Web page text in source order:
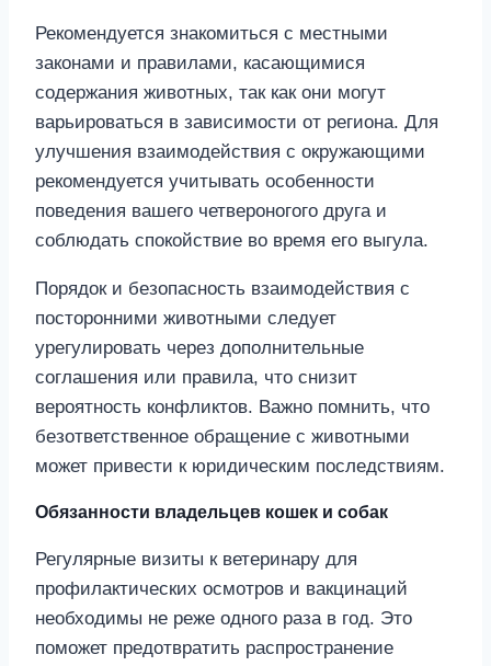
Рекомендуется знакомиться с местными
законами и правилами, касающимися
содержания животных, так как они могут
варьироваться в зависимости от региона. Для
улучшения взаимодействия с окружающими
рекомендуется учитывать особенности
поведения вашего четвероногого друга и
соблюдать спокойствие во время его выгула.
Порядок и безопасность взаимодействия с
посторонними животными следует
урегулировать через дополнительные
соглашения или правила, что снизит
вероятность конфликтов. Важно помнить, что
безответственное обращение с животными
может привести к юридическим последствиям.
Обязанности владельцев кошек и собак
Регулярные визиты к ветеринару для
профилактических осмотров и вакцинаций
необходимы не реже одного раза в год. Это
поможет предотвратить распространение